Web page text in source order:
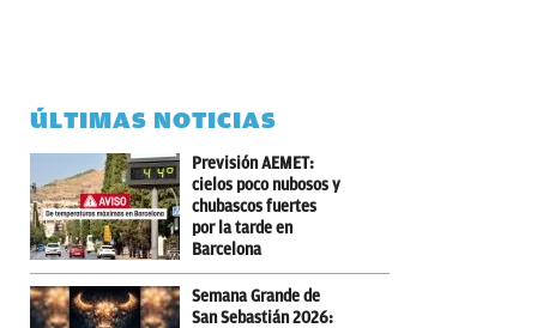
ÚLTIMAS NOTICIAS
Previsión AEMET:
cielos poco nubosos y
chubascos fuertes
por la tarde en
Barcelona
Semana Grande de
San Sebastián 2026: